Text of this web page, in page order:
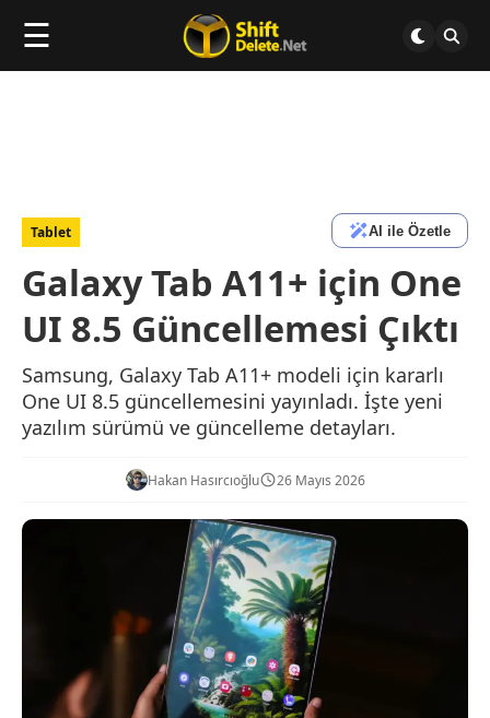
☰
Tablet AI ile Özetle
Galaxy Tab A11+ için One
UI 8.5 Güncellemesi Çıktı
Samsung, Galaxy Tab A11+ modeli için kararlı
One UI 8.5 güncellemesini yayınladı. İşte yeni
yazılım sürümü ve güncelleme detayları.
Hakan Hasırcıoğlu 26 Mayıs 2026